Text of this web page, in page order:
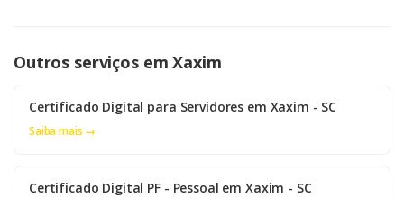
Outros serviços em Xaxim
Certificado Digital para Servidores em Xaxim - SC
Saiba mais →
Certificado Digital PF - Pessoal em Xaxim - SC